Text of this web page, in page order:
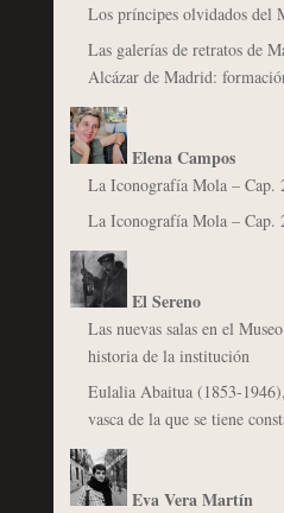
Los príncipes olvidados del
Las galerías de retratos de
Alcázar de Madrid:
Elena Campos
La Iconografía Mola – Cap.
La Iconografía Mola – Cap.
El Sereno
Las nuevas salas en el
historia de la institución
Eulalia Abaitua (1853-
vasca de la que se tiene
Eva Vera Martín